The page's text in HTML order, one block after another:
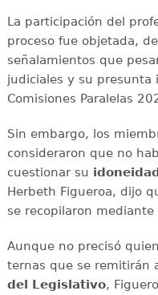
La participación del
proceso fue objetada,
señalamientos que
judiciales y su presunta
Comisiones Paralelas
Sin embargo, los
consideraron que no
cuestionar su
Herbeth Figueroa, dijo
se recopilaron
Aunque no precisó
ternas que se remitirán
del Legislativo,